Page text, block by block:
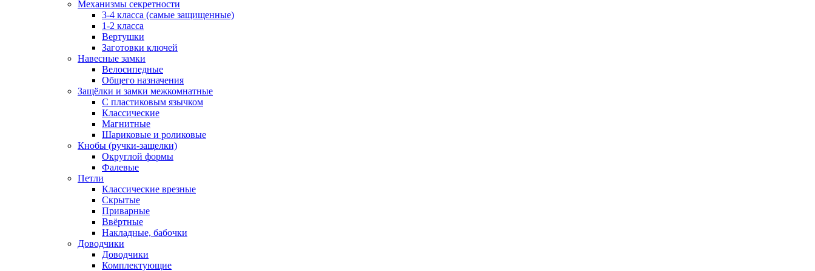
Механизмы секретности
3-4 класса (самые защищенные)
1-2 класса
Вертушки
Заготовки ключей
Навесные замки
Велосипедные
Общего назначения
Защёлки и замки межкомнатные
С пластиковым язычком
Классические
Магнитные
Шариковые и роликовые
Кнобы (ручки-защелки)
Округлой формы
Фалевые
Петли
Классические врезные
Скрытые
Приварные
Ввёртные
Накладные, бабочки
Доводчики
Доводчики
Комплектующие